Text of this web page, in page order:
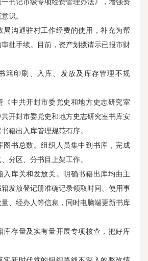
书记市级专项经费管理办法》，增强资
识。
局沟通驻村工作经费的使用，补充为帮
批手续。目前，资产划拨请示已报市财
籍印刷、入库、发放及库存管理不规
《中共开封市委党史和地方史志研究室
开封市委党史和地方史志研究室书库安
籍出入库管理规范有序。
图书总数。组织人员集中到书库，完成
分区、分书目上架工作。
入库关和发放关。明确书籍出库均由主
发放登记册准确记录领取时间、使用事
、经办人等信息，同时电脑端更新书库
库存量及实有量开展专项核查，把好库